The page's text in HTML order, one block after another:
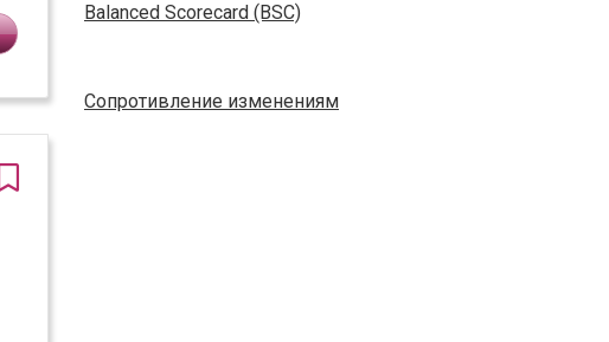
Balanced Scorecard (BSC)
Сопротивление изменениям